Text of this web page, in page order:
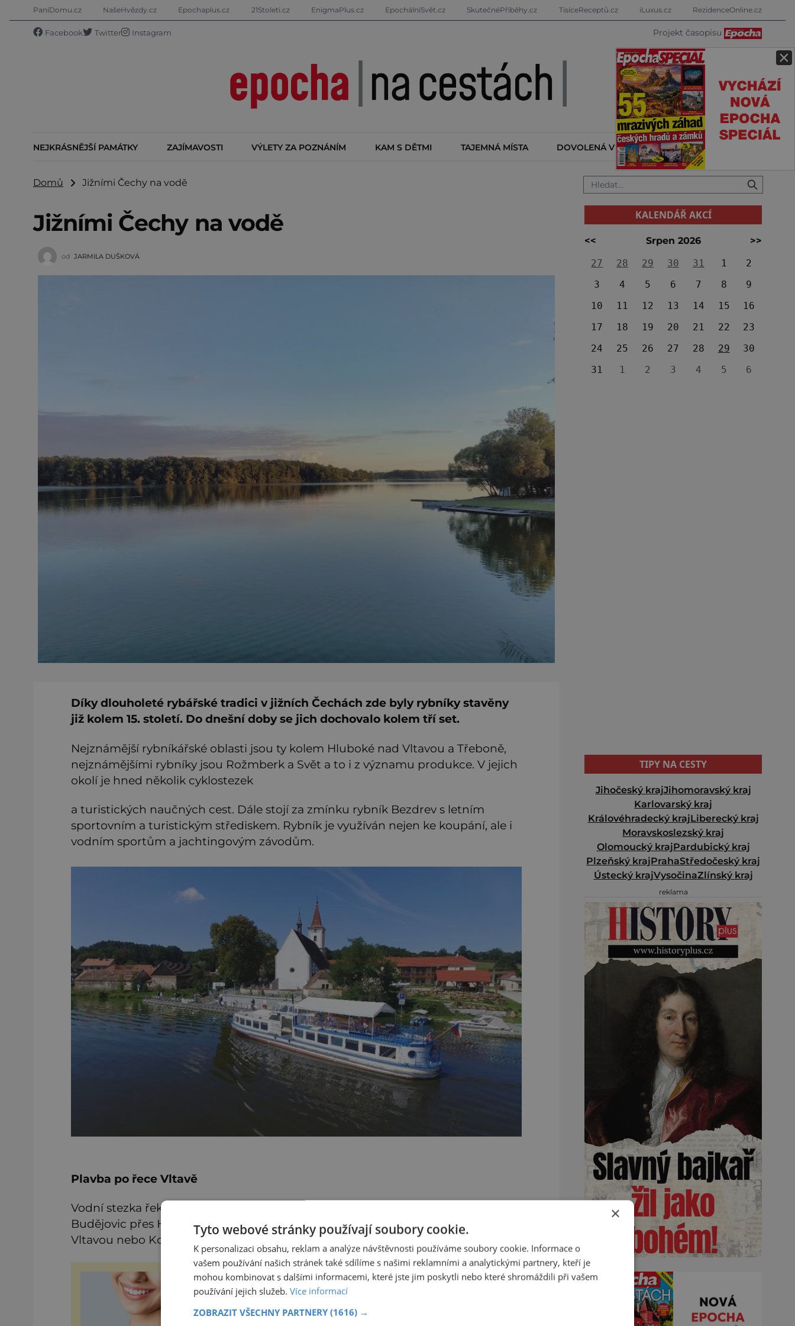
×
PaníDomu.cz NašeHvězdy.cz Epochaplus.cz 21Stoleti.cz EnigmaPlus.cz EpochálníSvět.cz SkutečnéPříběhy.cz TisíceReceptů.cz iLuxus.cz RezidenceOnline.cz
Facebook Twitter Instagram Projekt časopisu
NEJKRÁSNĚJŠÍ PAMÁTKY ZAJÍMAVOSTI VÝLETY ZA POZNÁNÍM KAM S DĚTMI TAJEMNÁ MÍSTA DOVOLENÁ V ZAHRANIČÍ KALENDÁŘ AKCÍ
Domů Jižními Čechy na vodě
Jižními Čechy na vodě
od JARMILA DUŠKOVÁ
Díky dlouholeté rybářské tradici v jižních Čechách zde byly rybníky stavěny
již kolem 15. století. Do dnešní doby se jich dochovalo kolem tří set.
Nejznámější rybníkářské oblasti jsou ty kolem Hluboké nad Vltavou a Třeboně,
nejznámějšími rybníky jsou Rožmberk a Svět a to i z významu produkce. V jejich
okolí je hned několik cyklostezek
a turistických naučných cest. Dále stojí za zmínku rybník Bezdrev s letním
sportovním a turistickým střediskem. Rybník je využíván nejen ke koupání, ale i
vodním sportům a jachtingovým závodům.
Plavba po řece Vltavě
Vodní stezka řeky Vltavy umožňuje přes 90 km dlouhou plavbu z Českých
Budějovic přes Hlubokou nad Vltavou, s konečnou stanicí například v Týně nad
Vltavou nebo Kolodějích nad Lužnicí.
Časté mýty v péči o zuby
Mít krásné zuby chce každý. A
tak většina lidí o ně pečuje. I
stomatologie pokročila a umí
S bratrem nás kdysi
KALENDÁŘ AKCÍ
<< Srpen 2026
>>
27
28 29 30 31 1
2
3
4 5 6 7 8
9
10
11 12 13 14 15
16
17
18 19 20 21 22
23
24
25 26 27 28 29
30
31
1 2 3 4 5 6
TIPY NA CESTY
Jihočeský krajJihomoravský kraj
Karlovarský kraj
Královéhradecký krajLiberecký kraj
Moravskoslezský kraj
Olomoucký krajPardubický kraj
Plzeňský krajPrahaStředočeský kraj
Ústecký krajVysočinaZlínský kraj
reklama
×
Tyto webové stránky používají soubory cookie.
K personalizaci obsahu, reklam a analýze návštěvnosti používáme soubory cookie. Informace o
vašem používání našich stránek také sdílíme s našimi reklamními a analytickými partnery, kteří je
mohou kombinovat s dalšími informacemi, které jste jim poskytli nebo které shromáždili při vašem
používání jejich služeb. Více informací
ZOBRAZIT VŠECHNY PARTNERY (1616) →